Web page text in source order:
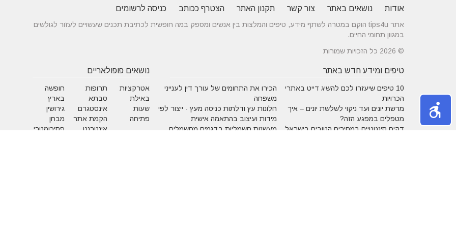
אודות נושאים באתר צור קשר תקנון האתר הצטרף ככותב כניסה לרשומים
אתר tips4u הוקם במטרה לשתף מידע, טיפים והמלצות בין אנשים ומספק במה חופשית לכתיבת תכנים שעשויים לעזור לגולשים
במגוון תחומי החיים.
© 2026 כל הזכויות שמורות
טיפים ומידע חדש באתר
10 טיפים שיעזרו לכם להשיג דייט באתרי
הכרויות
הכירו את התחומים של עורך דין לענייני
משפחה
מרשת יונים ועד ניקוי לשלשת יונים – איך
מטפלים במפגע הזה?
חלונות עץ ודלתות כניסה מעץ - ייצור לפי
מידות ועיצוב בהתאמה אישית
דקים סינטטיים במחירים הטובים בישראל
מעשנות חשמליות בדגמים מחשמלים
נושאים פופולאריים
אטרקציות
באילת
תרופות
סבתא
חופשה
בארץ
שעות
פתיחה
אינסטגרם
גירושין
הקמת אתר
אינטרנט
מבחן
פסיכומטרי